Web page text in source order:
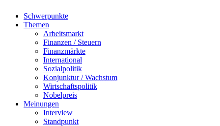
Schwerpunkte
Themen
Arbeitsmarkt
Finanzen / Steuern
Finanzmärkte
International
Sozialpolitik
Konjunktur / Wachstum
Wirtschaftspolitik
Nobelpreis
Meinungen
Interview
Standpunkt